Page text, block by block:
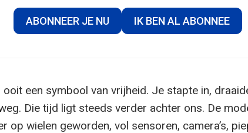
ABONNEER JE NU IK BEN AL ABONNEE
ooit een symbool van vrijheid. Je stapte in,
Die tijd ligt steeds verder achter ons. De
op wielen geworden, vol sensoren, camera’s,